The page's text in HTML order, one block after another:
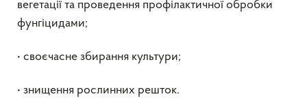
вегетації та проведення профілактичної обробки
фунгіцидами;
• своєчасне збирання культури;
• знищення рослинних решток.